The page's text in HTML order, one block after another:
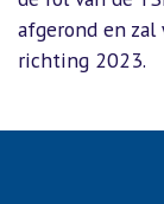
afgerond en
richting 2023.